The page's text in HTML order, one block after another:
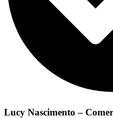
Lucy Nascimento –